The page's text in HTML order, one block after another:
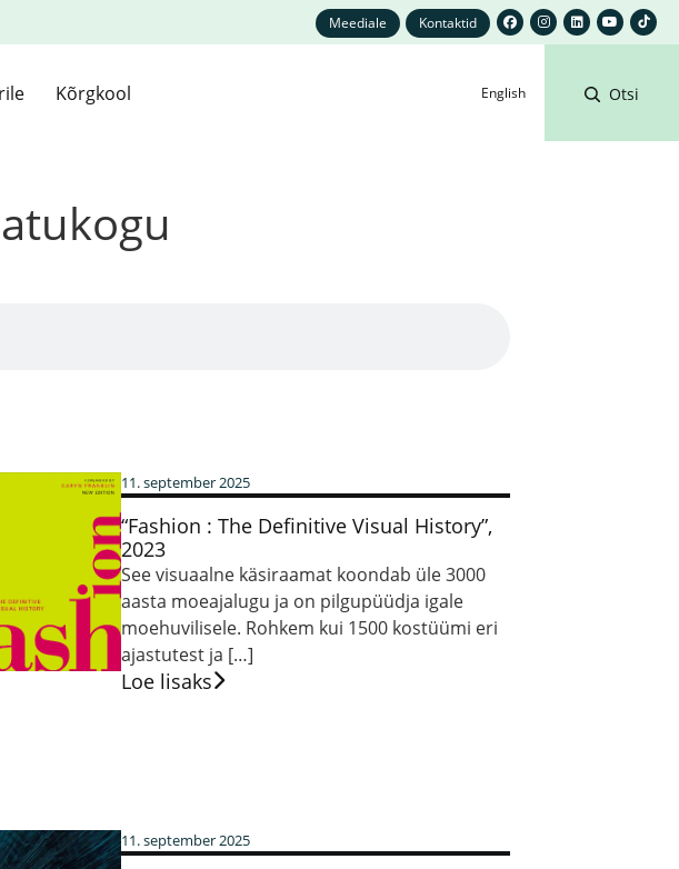
Meediale Kontaktid
Kõrgkool English Otsi
11. september 2025
“Fashion : The Definitive Visual History”,
2023
See visuaalne käsiraamat koondab üle 3000
aasta moeajalugu ja on pilgupüüdja igale
moehuvilisele. Rohkem kui 1500 kostüümi eri
ajastutest ja […]
Loe lisaks
11. september 2025